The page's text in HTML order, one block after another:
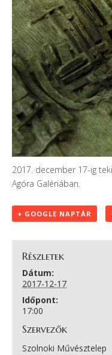
2017. december 17-ig
Agóra Galériában.
+ GOOGLE NAPTÁR
Részletek
Dátum:
2017-12-17
Időpont:
17:00
Szervezők
Szolnoki Művésztelep